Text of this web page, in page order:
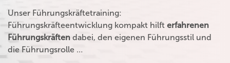
Unser Führungskräftetraining:
Führungskräfteentwicklung kompakt hilft erfahrenen
Führungskräften dabei, den eigenen Führungsstil und
die Führungsrolle …